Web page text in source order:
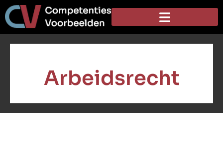
Arbeidsrecht